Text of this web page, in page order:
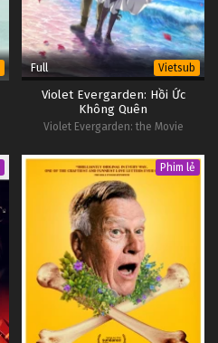
Full Vietsub
Violet Evergarden: Hồi Ức
Không Quên
Violet Evergarden: the Movie
Phim lẻ